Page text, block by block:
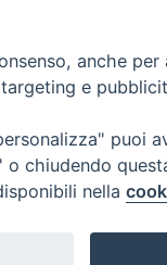
PASTORALI
3 - 06034
. pec:
anche
e
puoi
chiudendo
nella